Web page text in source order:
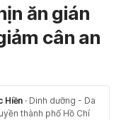
ăn gián
cân an
Hiền · Dinh dưỡng - Da
thành phố Hồ Chí